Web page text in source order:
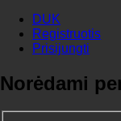
DUK
Registruotis
Prisijungti
Norėdami